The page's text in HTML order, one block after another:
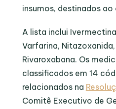
insumos, destinados
A lista inclui
Varfarina,
Rivaroxabana. Os
classificados em 14
relacionados na
Comitê Executivo de